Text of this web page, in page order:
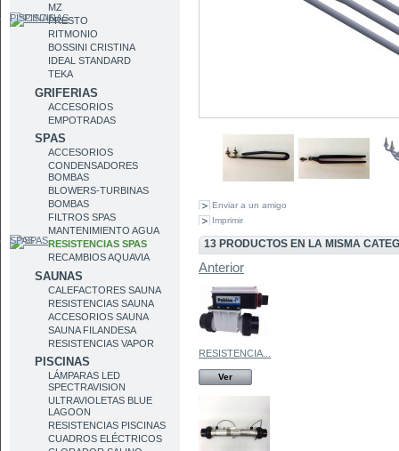
PISCINAS
SPAS
MZ
PRESTO
RITMONIO
BOSSINI CRISTINA
IDEAL STANDARD
TEKA
GRIFERIAS
ACCESORIOS
EMPOTRADAS
SPAS
ACCESORIOS
CONDENSADORES
BOMBAS
BLOWERS-TURBINAS
BOMBAS
FILTROS SPAS
MANTENIMIENTO AGUA
RESISTENCIAS SPAS
RECAMBIOS AQUAVIA
SAUNAS
CALEFACTORES SAUNA
RESISTENCIAS SAUNA
ACCESORIOS SAUNA
SAUNA FILANDESA
RESISTENCIAS VAPOR
PISCINAS
LÁMPARAS LED
SPECTRAVISION
ULTRAVIOLETAS BLUE
LAGOON
RESISTENCIAS PISCINAS
CUADROS ELÉCTRICOS
Enviar a un amigo
Imprimir
13 PRODUCTOS EN LA MISMA
Anterior
RESISTENCIA...
Ver